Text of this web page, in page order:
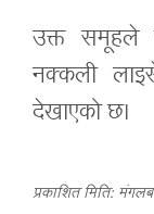
उक्त समूहले
नक्कली
देखाएको छ।
प्रकाशित मिति: